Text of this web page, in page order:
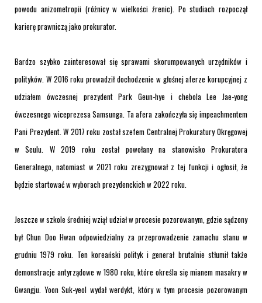
powodu anizometropii (różnicy w wielkości źrenic). Po studiach rozpoczął
karierę prawniczą jako prokurator.
Bardzo szybko zainteresował się sprawami skorumpowanych urzędników i
polityków. W 2016 roku prowadził dochodzenie w głośnej aferze korupcyjnej z
udziałem ówczesnej prezydent Park Geun-hye i chebola Lee Jae-yong
ówczesnego wiceprezesa Samsunga. Ta afera zakończyła się impeachmentem
Pani Prezydent. W 2017 roku został szefem Centralnej Prokuratury Okręgowej
w Seulu. W 2019 roku został powołany na stanowisko Prokuratora
Generalnego, natomiast w 2021 roku zrezygnował z tej funkcji i ogłosił, że
będzie startować w wyborach prezydenckich w 2022 roku.
Jeszcze w szkole średniej wziął udział w procesie pozorowanym, gdzie sądzony
był Chun Doo Hwan odpowiedzialny za przeprowadzenie zamachu stanu w
grudniu 1979 roku. Ten koreański polityk i generał brutalnie stłumił także
demonstracje antyrządowe w 1980 roku, które określa się mianem masakry w
Gwangju. Yoon Suk-yeol wydał werdykt, który w tym procesie pozorowanym